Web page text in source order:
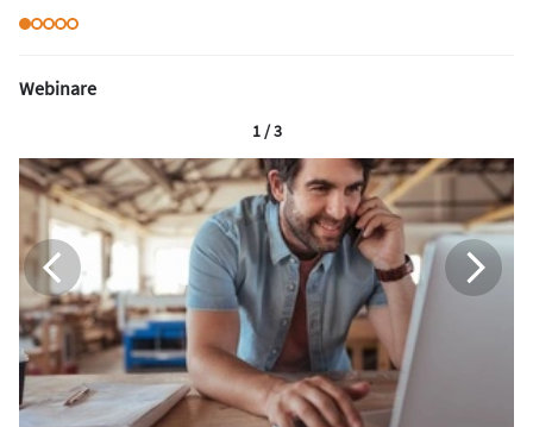
Webinare
1 / 3